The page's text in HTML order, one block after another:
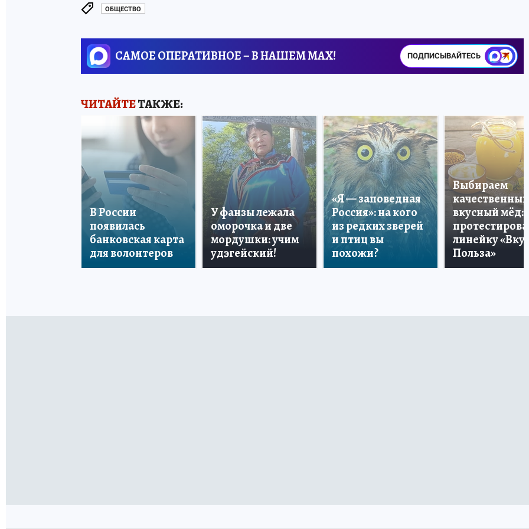
ОБЩЕСТВО
САМОЕ ОПЕРАТИВНОЕ – В НАШЕМ MAX! ПОДПИСЫВАЙТЕСЬ
ЧИТАЙТЕТАКЖЕ:
В России
появилась
банковская карта
для волонтеров
У фанзы лежала
оморочка и две
мордушки: учим
удэгейский!
«Я — заповедная
Россия»: на кого
из редких зверей
и птиц вы
похожи?
Выбираем
качественный
вкусный мёд:
линейку «Вкус
Польза»